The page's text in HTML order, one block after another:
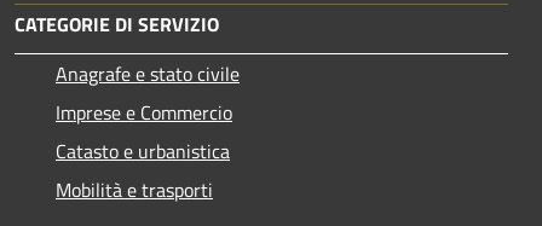
CATEGORIE DI SERVIZIO
Anagrafe e stato civile
Imprese e Commercio
Catasto e urbanistica
Mobilità e trasporti